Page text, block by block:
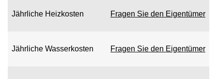
Jährliche Heizkosten Fragen Sie den Eigentümer
Jährliche Wasserkosten Fragen Sie den Eigentümer